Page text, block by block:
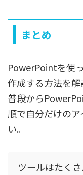
まとめ
PowerPointを使
作成する方法を解
普段から
順で自分だけの
い。
ツールはたく